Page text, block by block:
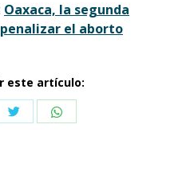
Oaxaca, la segunda
el aborto
este artículo:
CompartirCompartir